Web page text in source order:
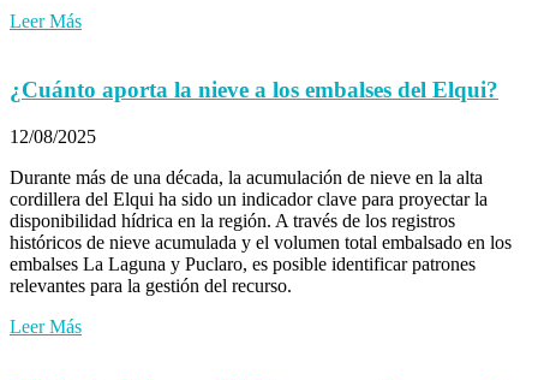
Leer Más
¿Cuánto aporta la nieve a los embalses del Elqui?
12/08/2025
Durante más de una década, la acumulación de nieve en la alta
cordillera del Elqui ha sido un indicador clave para proyectar la
disponibilidad hídrica en la región. A través de los registros
históricos de nieve acumulada y el volumen total embalsado en los
embalses La Laguna y Puclaro, es posible identificar patrones
relevantes para la gestión del recurso.
Leer Más